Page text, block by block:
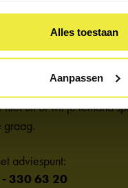
Alles toestaan
Aanpassen
vraag?
niet uit of wil je iemand
graag.
adviespunt:
330 63 20